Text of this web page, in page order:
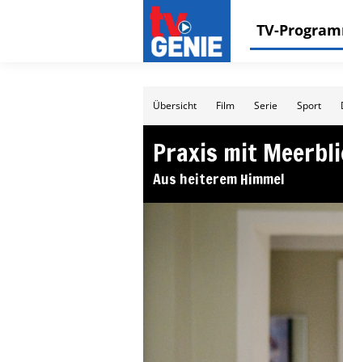
TV-
Übersicht Film Serie Sport
Praxis mit
Aus heiterem Himmel